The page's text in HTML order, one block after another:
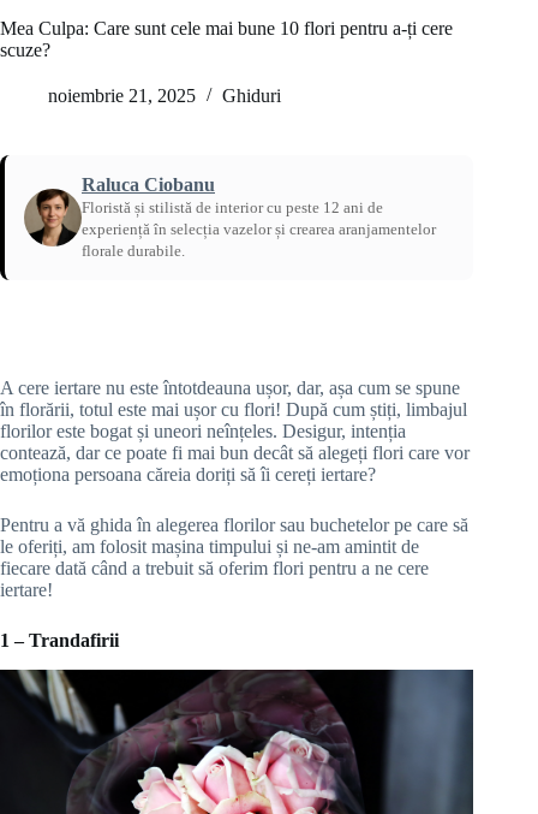
Mea Culpa: Care sunt cele mai bune 10 flori pentru a-ți cere
scuze?
noiembrie 21, 2025 Ghiduri
Raluca Ciobanu
Floristă și stilistă de interior cu peste 12 ani de
experiență în selecția vazelor și crearea aranjamentelor
florale durabile.
A cere iertare nu este întotdeauna ușor, dar, așa cum se spune
în florării, totul este mai ușor cu flori! După cum știți, limbajul
florilor este bogat și uneori neînțeles. Desigur, intenția
contează, dar ce poate fi mai bun decât să alegeți flori care vor
emoționa persoana căreia doriți să îi cereți iertare?
Pentru a vă ghida în alegerea florilor sau buchetelor pe care să
le oferiți, am folosit mașina timpului și ne-am amintit de
fiecare dată când a trebuit să oferim flori pentru a ne cere
iertare!
1 – Trandafirii